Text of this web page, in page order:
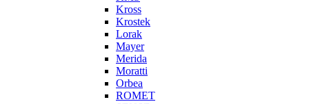
Kross
Krostek
Lorak
Mayer
Merida
Moratti
Orbea
ROMET